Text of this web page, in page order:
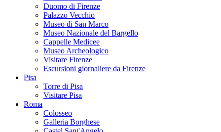
Duomo di Firenze
Palazzo Vecchio
Museo di San Marco
Museo Nazionale del Bargello
Cappelle Medicee
Museo Archeologico
Visitare Firenze
Escursioni giornaliere da Firenze
Pisa
Torre di Pisa
Visitare Pisa
Roma
Colosseo
Galleria Borghese